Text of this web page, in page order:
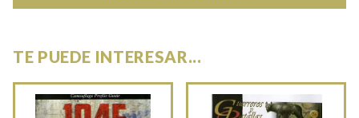
TE PUEDE INTERESAR...